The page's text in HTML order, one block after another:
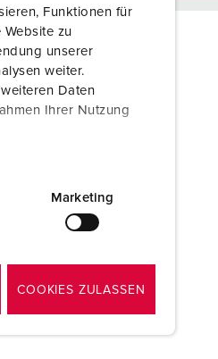
Funktionen für
zu
unserer
weiter.
Daten
Ihrer Nutzung
Marketing
COOKIES ZULASSEN